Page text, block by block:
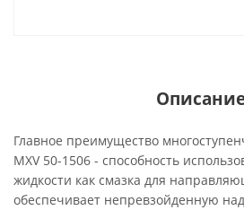
Главное преимущество
MXV 50-1506 - способность
жидкости как смазка для
обеспечивает непревзойденную